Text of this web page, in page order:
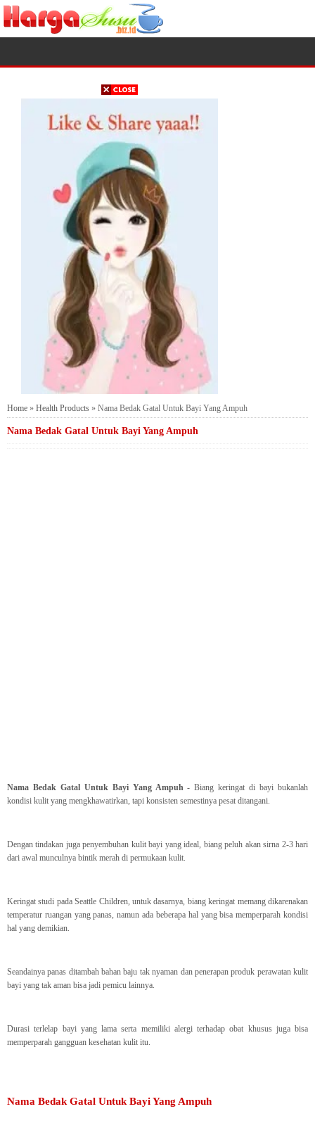
Home » Health Products » Nama Bedak Gatal Untuk Bayi Yang Ampuh
Nama Bedak Gatal Untuk Bayi Yang Ampuh
Nama Bedak Gatal Untuk Bayi Yang Ampuh- Biang keringat di bayi bukanlah
kondisi kulit yang mengkhawatirkan, tapi konsisten semestinya pesat ditangani.
Dengan tindakan juga penyembuhan kulit bayi yang ideal, biang peluh akan sirna 2-3 hari
dari awal munculnya bintik merah di permukaan kulit.
Keringat studi pada Seattle Children, untuk dasarnya, biang keringat memang dikarenakan
temperatur ruangan yang panas, namun ada beberapa hal yang bisa memperparah kondisi
hal yang demikian.
Seandainya panas ditambah bahan baju tak nyaman dan penerapan produk perawatan kulit
bayi yang tak aman bisa jadi pemicu lainnya.
Durasi terlelap bayi yang lama serta memiliki alergi terhadap obat khusus juga bisa
memperparah gangguan kesehatan kulit itu.
Nama Bedak Gatal Untuk Bayi Yang Ampuh